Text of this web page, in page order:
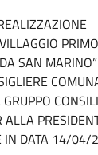
PRIMO
SAN MARINO”
IN DATA 14/04/